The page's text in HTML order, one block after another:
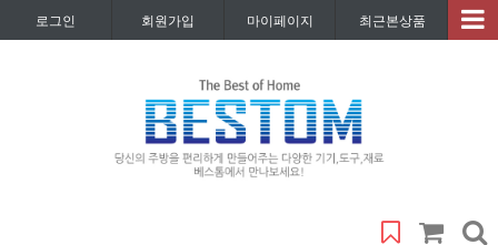
로그인 회원가입 마이페이지 최근본상품